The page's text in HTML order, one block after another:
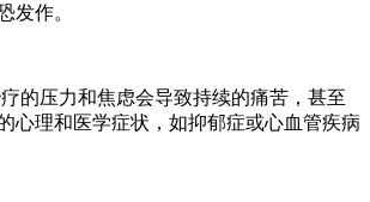
发作。
的压力和焦虑会导致持续的痛苦，甚至
心理和医学症状，如抑郁症或心血管疾病